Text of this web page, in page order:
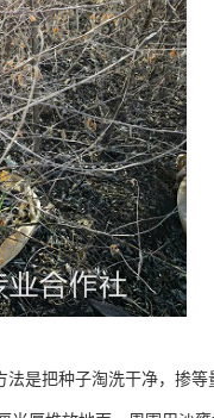
是把种子淘洗干净，掺